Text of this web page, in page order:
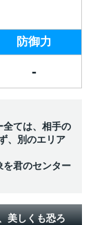
防御力
-
全ては、相手の
、別のエリア
を君のセンター
美しくも恐ろ